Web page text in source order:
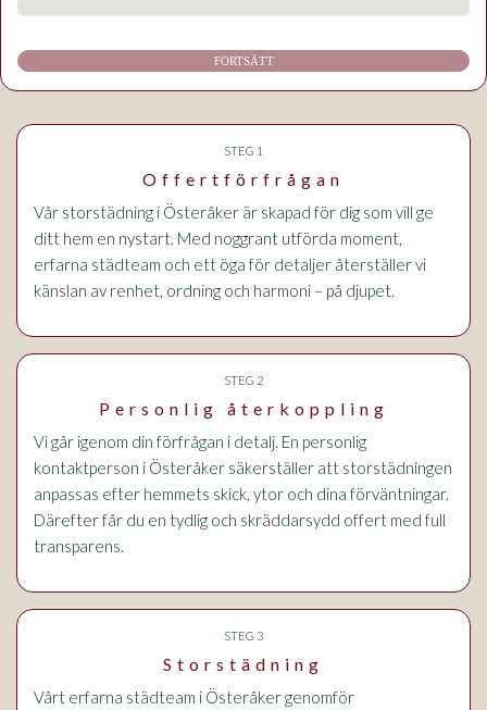
FORTSÄTT
STEG 1
Offertförfrågan
Vår storstädning i Österåker är skapad för dig som vill ge
ditt hem en nystart. Med noggrant utförda moment,
erfarna städteam och ett öga för detaljer återställer vi
känslan av renhet, ordning och harmoni – på djupet.
STEG 2
Personlig återkoppling
Vi går igenom din förfrågan i detalj. En personlig
kontaktperson i Österåker säkerställer att storstädningen
anpassas efter hemmets skick, ytor och dina förväntningar.
Därefter får du en tydlig och skräddarsydd offert med full
transparens.
STEG 3
Storstädning
Vårt erfarna städteam i Österåker genomför